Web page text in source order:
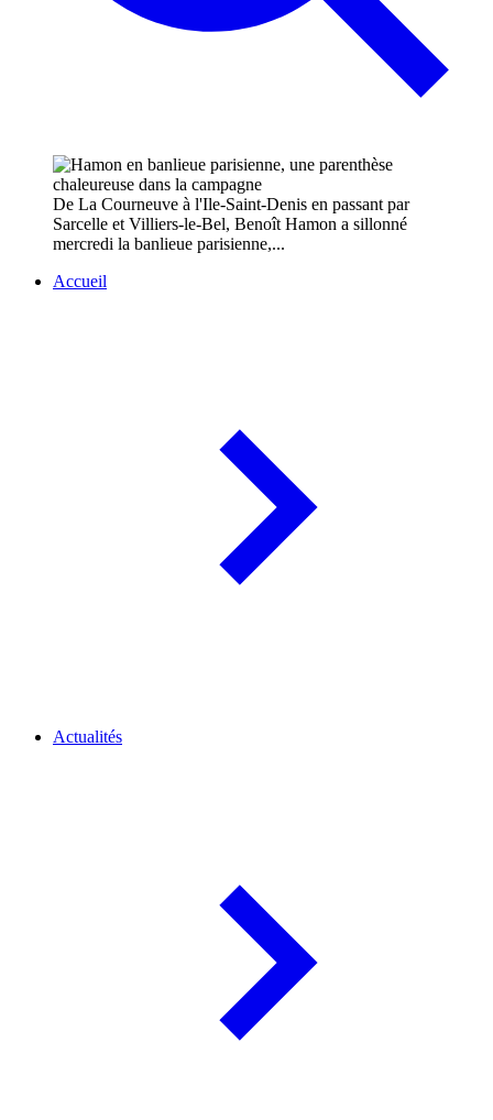
De La Courneuve à l'Ile-Saint-Denis en passant par
Sarcelle et Villiers-le-Bel, Benoît Hamon a sillonné
mercredi la banlieue parisienne,...
Accueil
Actualités